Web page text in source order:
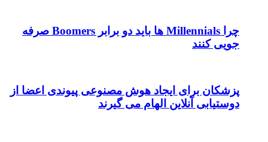
چرا Millennials ها باید دو برابر Boomers صرفه
جویی کنند
پزشکان برای ایجاد هوش مصنوعی پیوندی اعضا از
دوستیابی آنلاین الهام می گیرند